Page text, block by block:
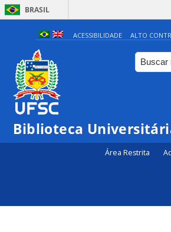
BRASIL
ACESSIBILIDADE ALTO
Biblioteca
Área Restrita